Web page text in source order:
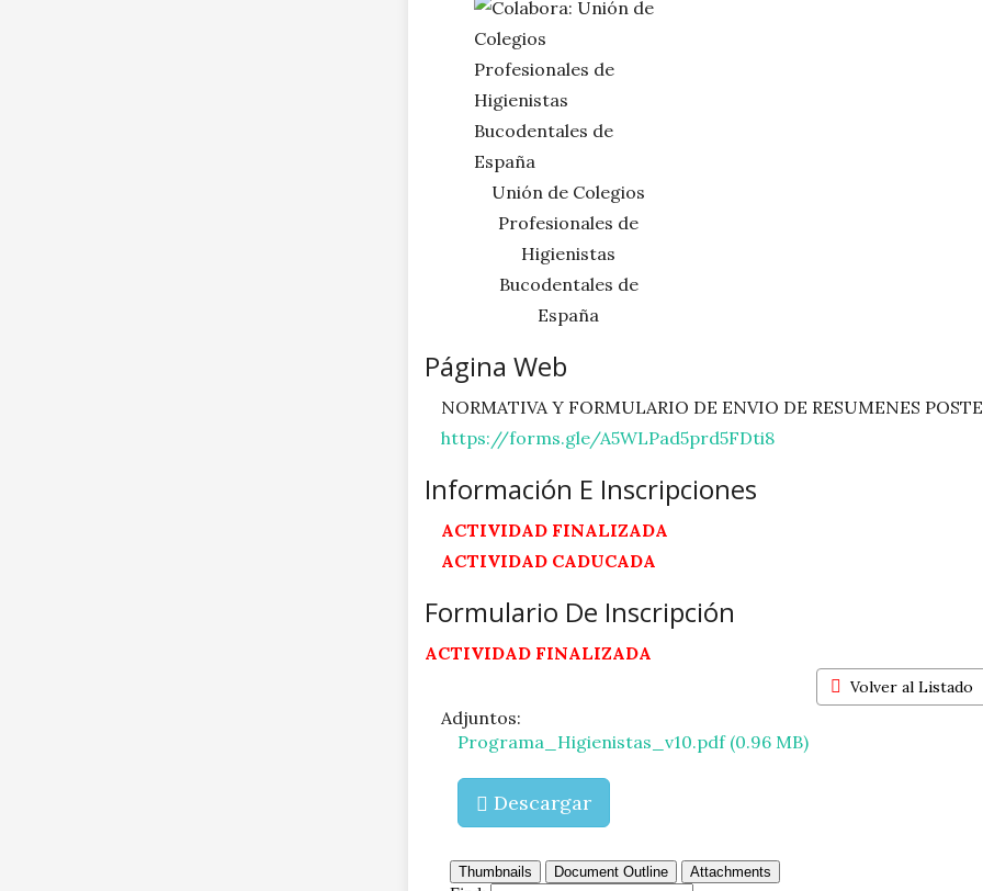
Unión de Colegios
Profesionales de
Higienistas
Bucodentales de
España
Página Web
NORMATIVA Y FORMULARIO DE ENVIO DE RESUMENES
https://forms.gle/A5WLPad5prd5FDti8
Información E Inscripciones
ACTIVIDAD FINALIZADA
ACTIVIDAD CADUCADA
Formulario De Inscripción
ACTIVIDAD FINALIZADA
Volver al Listado
Adjuntos:
Programa_Higienistas_v10.pdf (0.96 MB)
Descargar